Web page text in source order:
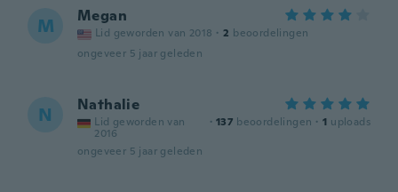
M Megan
Lid geworden van 2018 · 2 beoordelingen
ongeveer 5 jaar geleden
N Nathalie
Lid geworden van
2016
· 137 beoordelingen · 1 uploads
ongeveer 5 jaar geleden